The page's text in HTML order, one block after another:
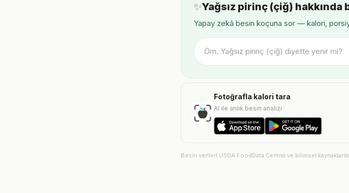
✨Yağsız pirinç (çiğ) hakkında
Yapay zekâ besin koçuna sor — kalori,
Fotoğrafla kalori tara
AI ile anlık besin analizi
Besin verileri USDA FoodData Central ve bilimsel